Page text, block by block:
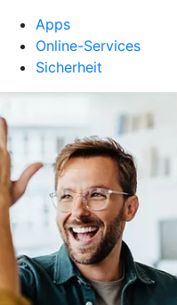
Apps
Online-Services
Sicherheit